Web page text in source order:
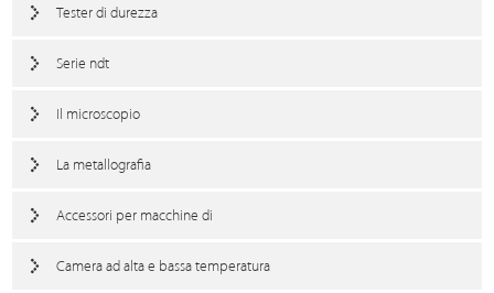
Tester di durezza
Serie ndt
Il microscopio
La metallografia
Accessori per macchine di
Camera ad alta e bassa temperatura